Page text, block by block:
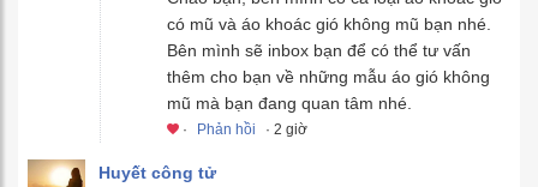
có mũ và áo khoác gió không mũ bạn nhé.
Bên mình sẽ inbox bạn để có thể tư vấn
thêm cho bạn về những mẫu áo gió không
mũ mà bạn đang quan tâm nhé.
· Phản hồi · 2 giờ
Huyết công tử